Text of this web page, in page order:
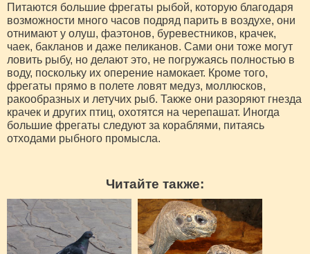
Питаются большие фрегаты рыбой, которую благодаря
возможности много часов подряд парить в воздухе, они
отнимают у олуш, фаэтонов, буревестников, крачек,
чаек, бакланов и даже пеликанов. Сами они тоже могут
ловить рыбу, но делают это, не погружаясь полностью в
воду, поскольку их оперение намокает. Кроме того,
фрегаты прямо в полете ловят медуз, моллюсков,
ракообразных и летучих рыб. Также они разоряют гнезда
крачек и других птиц, охотятся на черепашат. Иногда
большие фрегаты следуют за кораблями, питаясь
отходами рыбного промысла.
Читайте также: